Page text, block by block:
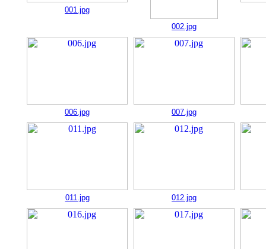
001.jpg
002.jpg
006.jpg 007.jpg
011.jpg 012.jpg